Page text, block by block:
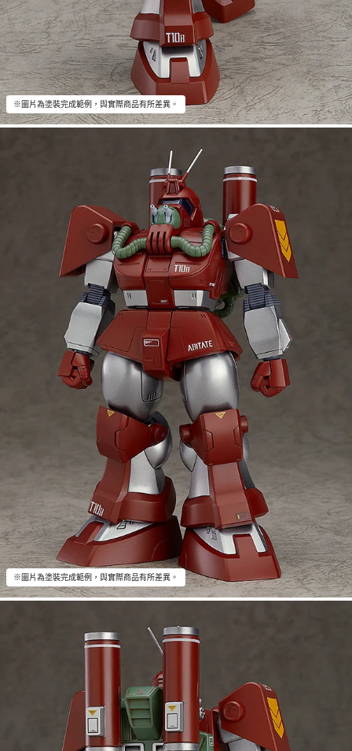
※圖片為塗裝完成範例，與實際商品有所差異。
※圖片為塗裝完成範例，與實際商品有所差異。